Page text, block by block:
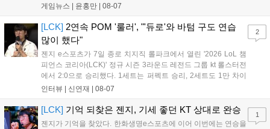
시작으로 9월 3일 ‘달려라 헤베레케 EX’, 9월 22일 ‘갈바테인’ 등 다양한
이’ 출시가 예정돼 있으며, 2027년에는 ‘Ragnarok 3’ 등 대작을 글로벌
출시할 계획이다. 그라비티는 조인트벤처 설립과 라그나로크 에코 시스
템 구축을 통해 신성장 동력을 확보할 방침이다....
게임뉴스 | 윤홍만 08-07
[LCK] 2연속 POM '룰러', "'듀로'와 바텀 구도 연습
많이 했다"
젠지 e스포츠가 7일 종로 치지직 롤파크에서 열린 '2026 LoL 챔
피언스 코리아(LCK)' 정규 시즌 3라운드 레전드 그룹 kt 롤스터전
에서 2:0으로 승리했다. 1세트는 퍼펙트 승리, 2세트도 1만 차이
를 벌리며 25분 만에 승리하면서 말 그대로 압도적인 경기력을 선
하며 POM에 선정됐...
인터뷰 | 신연재 08-07
2
[LCK] 기억 되찾은 젠지, 기세 좋던 KT 상대로 완승
젠지가 기억을 찾았다. 한화생명e스포츠에 이어 이번에는 연승을
1